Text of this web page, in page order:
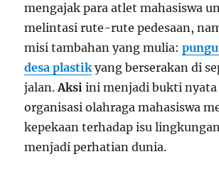
mengajak para atlet mahasiswa
melintasi rute-rute pedesaan,
misi tambahan yang mulia:
desa plastikyang berserakan di
jalan.Aksi ini menjadi bukti nyata
organisasi olahraga mahasiswa
kepekaan terhadap isu
menjadi perhatian dunia.